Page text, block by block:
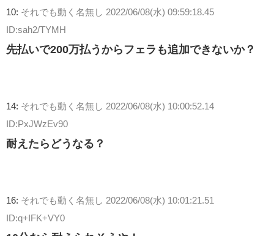
10: それでも動く名無し 2022/06/08(水) 09:59:18.45
ID:sah2/TYMH
先払いで200万払うからフェラも追加できないか？
14: それでも動く名無し 2022/06/08(水) 10:00:52.14
ID:PxJWzEv90
耐えたらどうなる？
16: それでも動く名無し 2022/06/08(水) 10:01:21.51
ID:q+IFK+VY0